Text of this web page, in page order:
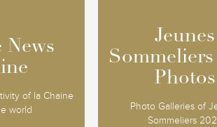
News
of la Chaine
world
News
Jeunes
Sommeliers
Photos
Photo Galleries of
Sommeliers
Jeunes
Sommeliers
Photos